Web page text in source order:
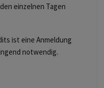
einzelnen Tagen
ist eine Anmeldung
notwendig.